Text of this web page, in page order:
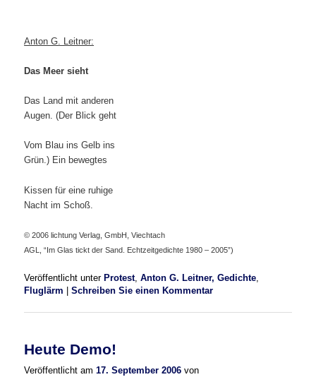
Anton G. Leitner:
Das Meer sieht
Das Land mit anderen
Augen. (Der Blick geht
Vom Blau ins Gelb ins
Grün.) Ein bewegtes
Kissen für eine ruhige
Nacht im Schoß.
© 2006 lichtung Verlag, GmbH, Viechtach
AGL, “Im Glas tickt der Sand. Echtzeitgedichte 1980 – 2005”)
Veröffentlicht unter Protest,Anton G. Leitner, Gedichte
Fluglärm
|Schreiben Sie einen Kommentar
Heute Demo!
Veröffentlicht am17. September 2006 von